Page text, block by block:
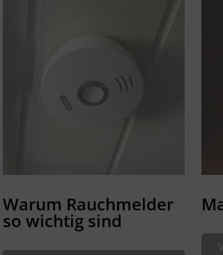
Warum Rauchmelder
so wichtig sind